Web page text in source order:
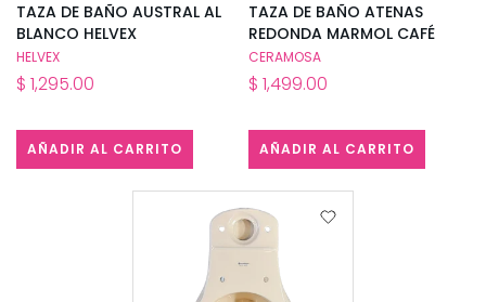
TAZA DE BAÑO AUSTRAL AL
BLANCO HELVEX
HELVEX
$ 1,295.00
AÑADIR AL CARRITO
TAZA DE BAÑO ATENAS
REDONDA MARMOL CAFÉ
CERAMOSA
$ 1,499.00
AÑADIR AL CARRITO